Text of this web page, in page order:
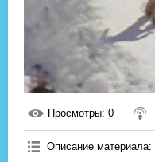
Просмотры: 0
Описание материала: